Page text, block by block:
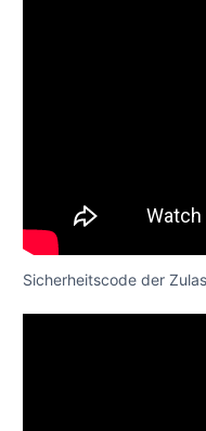
Sicherheitscode der